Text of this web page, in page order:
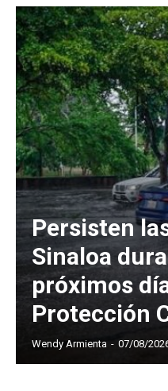
Persisten
Sinaloa
próximos
Protección
Wendy Armienta - 07/08/